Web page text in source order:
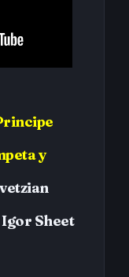
y
Igor Sheet